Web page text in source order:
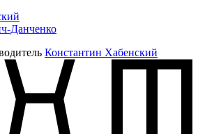
Данченко
Константин Хабенский